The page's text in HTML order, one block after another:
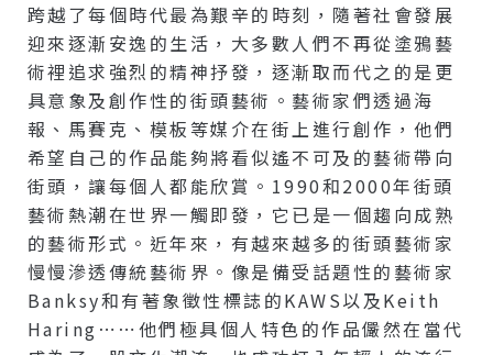
跨越了每個時代最為艱辛的時刻，隨著社會發展
迎來逐漸安逸的生活，大多數人們不再從塗鴉藝
術裡追求強烈的精神抒發，逐漸取而代之的是更
具意象及創作性的街頭藝術。藝術家們透過海
報、馬賽克、模板等媒介在街上進行創作，他們
希望自己的作品能夠將看似遙不可及的藝術帶向
街頭，讓每個人都能欣賞。1990和2000年街頭
藝術熱潮在世界一觸即發，它已是一個趨向成熟
的藝術形式。近年來，有越來越多的街頭藝術家
慢慢滲透傳統藝術界。像是備受話題性的藝術家
Banksy和有著象徵性標誌的KAWS以及Keith
Haring⋯⋯他們極具個人特色的作品儼然在當代